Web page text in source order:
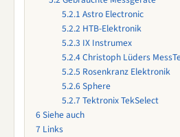
5.2.1 Astro Electronic
5.2.2 HTB-Elektronik
5.2.3 IX Instrumex
5.2.4Christoph Lüders
5.2.5 Rosenkranz Elektronik
5.2.6Sphere
5.2.7 Tektronix TekSelect
6Siehe auch
7 Links